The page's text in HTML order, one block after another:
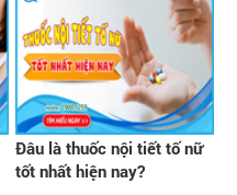
Đâu là thuốc nội tiết tố nữ
tốt nhất hiện nay?